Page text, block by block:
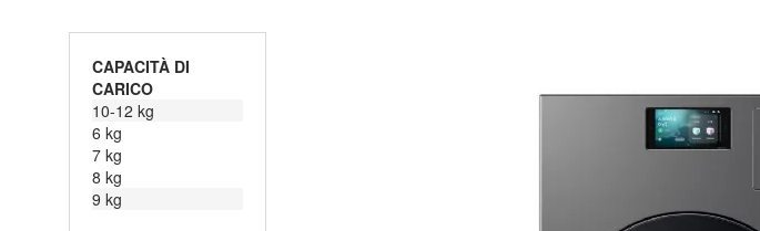
CAPACITÀ DI
CARICO
10-12 kg
6 kg
7 kg
8 kg
9 kg